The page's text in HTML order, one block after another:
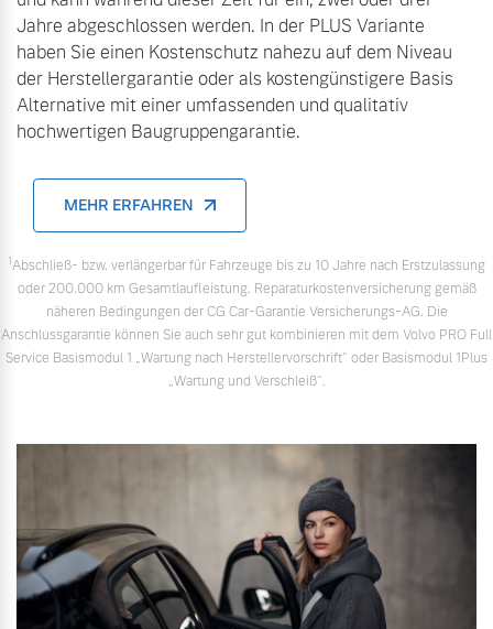
Mehr erfahren
Finanzierung & Leasing
Versicherung
Jahre abgeschlossen werden. In der PLUS Variante
haben Sie einen Kostenschutz nahezu auf dem Niveau
der Herstellergarantie oder als kostengünstigere Basis
Alternative mit einer umfassenden und qualitativ
hochwertigen Baugruppengarantie.
MEHR ERFAHREN
1Abschließ- bzw. verlängerbar für Fahrzeuge bis zu 10 Jahre nach Erstzulassung
oder 200.000 km Gesamtlaufleistung. Reparaturkostenversicherung gemäß
näheren Bedingungen der CG Car-Garantie Versicherungs-AG. Die
Anschlussgarantie können Sie auch sehr gut kombinieren mit dem Volvo PRO Full
Service Basismodul 1 „Wartung nach Herstellervorschrift“ oder Basismodul 1Plus
„Wartung und Verschleiß“.